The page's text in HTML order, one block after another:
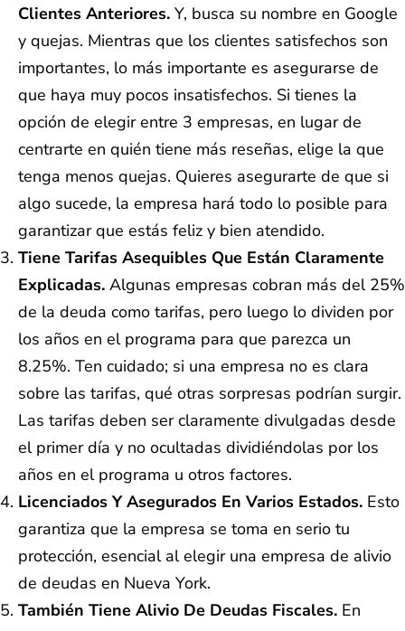
Clientes Anteriores. Y, busca su nombre en Google
y quejas. Mientras que los clientes satisfechos son
importantes, lo más importante es asegurarse de
que haya muy pocos insatisfechos. Si tienes la
opción de elegir entre 3 empresas, en lugar de
centrarte en quién tiene más reseñas, elige la que
tenga menos quejas. Quieres asegurarte de que si
algo sucede, la empresa hará todo lo posible para
garantizar que estás feliz y bien atendido.
Tiene Tarifas Asequibles Que Están Claramente
Explicadas. Algunas empresas cobran más del 25%
de la deuda como tarifas, pero luego lo dividen por
los años en el programa para que parezca un
8.25%. Ten cuidado; si una empresa no es clara
sobre las tarifas, qué otras sorpresas podrían surgir.
Las tarifas deben ser claramente divulgadas desde
el primer día y no ocultadas dividiéndolas por los
años en el programa u otros factores.
Licenciados Y Asegurados En Varios Estados. Esto
garantiza que la empresa se toma en serio tu
protección, esencial al elegir una empresa de alivio
de deudas en Nueva York.
También Tiene Alivio De Deudas Fiscales. En